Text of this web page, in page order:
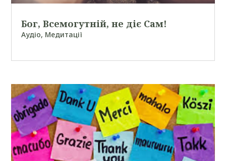
Бог, Всемогутній, не діє Сам!
Аудіо, Медитації